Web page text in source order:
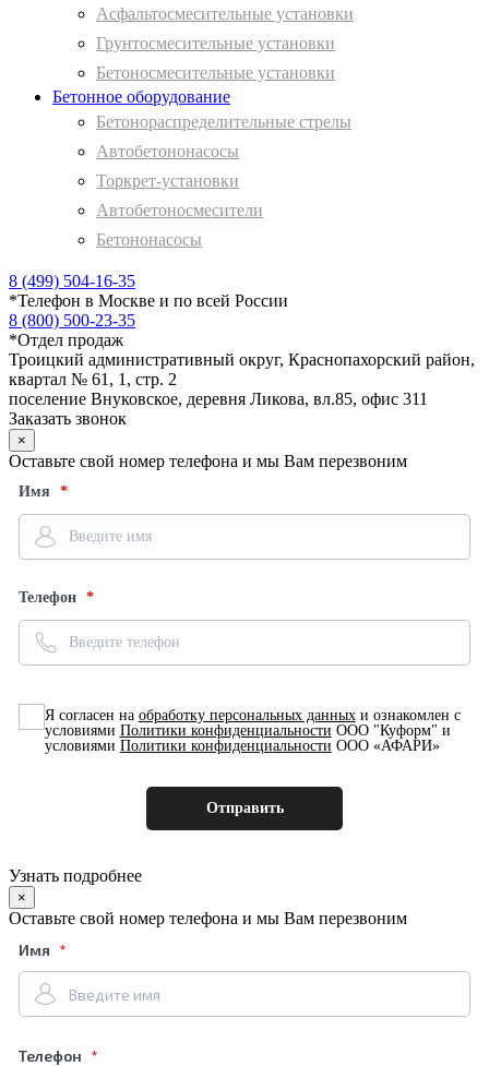
Асфальтосмесительные установки
Грунтосмесительные установки
Бетоносмесительные установки
Бетонное оборудование
Бетонораспределительные стрелы
Автобетононасосы
Торкрет-установки
Автобетоносмесители
Бетононасосы
8 (499) 504-16-35
*Телефон в Москве и по всей России
8 (800) 500-23-35
*Отдел продаж
Троицкий административный округ, Краснопахорский район,
квартал № 61, 1, стр. 2
поселение Внуковское, деревня Ликова, вл.85, офис 311
Заказать звонок
×
Оставьте свой номер телефона и мы Вам перезвоним
Имя
Телефон
Я согласен на обработку персональных данныхи ознакомлен с
условиями Политики конфиденциальности ООО "Куформ" и
условиями Политики конфиденциальности ООО «АФАРИ»
Узнать подробнее
×
Оставьте свой номер телефона и мы Вам перезвоним
Имя
Телефон